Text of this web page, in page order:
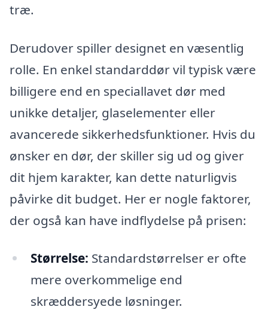
træ.
Derudover spiller designet en væsentlig
rolle. En enkel standarddør vil typisk være
billigere end en speciallavet dør med
unikke detaljer, glaselementer eller
avancerede sikkerhedsfunktioner. Hvis du
ønsker en dør, der skiller sig ud og giver
dit hjem karakter, kan dette naturligvis
påvirke dit budget. Her er nogle faktorer,
der også kan have indflydelse på prisen:
Størrelse: Standardstørrelser er ofte
mere overkommelige end
skræddersyede løsninger.